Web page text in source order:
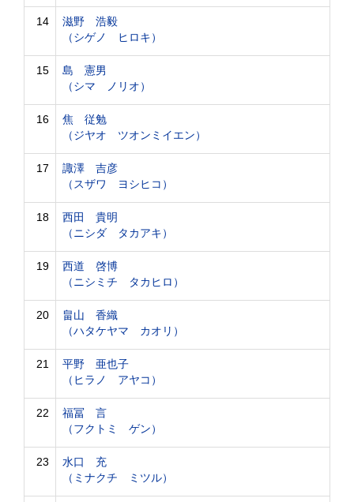
14
滋野 浩毅
（シゲノ ヒロキ）
15
島 憲男
（シマ ノリオ）
16
焦 従勉
（ジヤオ ツオンミイエン）
17
諏澤 吉彦
（スザワ ヨシヒコ）
18
西田 貴明
（ニシダ タカアキ）
19
西道 啓博
（ニシミチ タカヒロ）
20
畠山 香織
（ハタケヤマ カオリ）
21
平野 亜也子
（ヒラノ アヤコ）
22
福冨 言
（フクトミ ゲン）
23
水口 充
（ミナクチ ミツル）